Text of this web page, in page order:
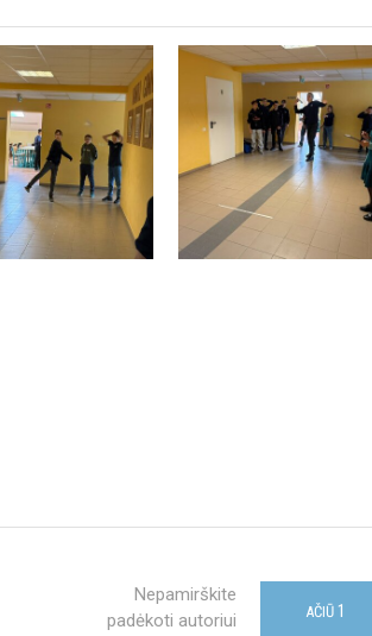
Nepamirškite
padėkoti autoriui
AČIŪ 1